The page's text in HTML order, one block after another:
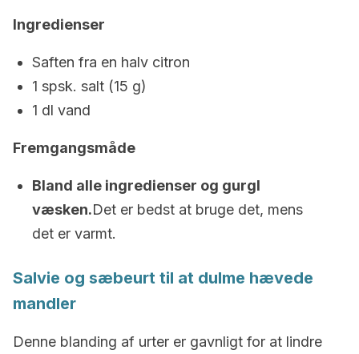
Ingredienser
Saften fra en halv citron
1 spsk. salt (15 g)
1 dl vand
Fremgangsmåde
Bland alle ingredienser og gurgl
væsken.Det er bedst at bruge det, mens
det er varmt.
Salvie og sæbeurt til at dulme hævede
mandler
Denne blanding af urter er gavnligt for at lindre